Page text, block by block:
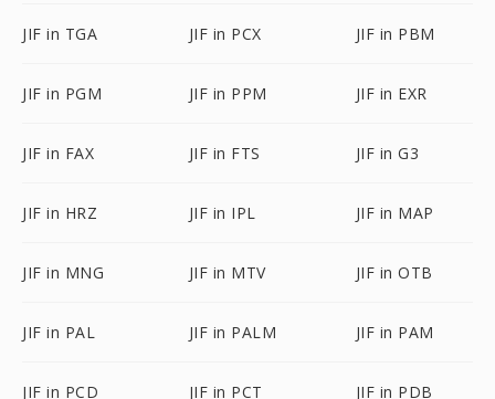
JIF in TGA JIF in PCX JIF in PBM
JIF in PGM JIF in PPM JIF in EXR
JIF in FAX JIF in FTS JIF in G3
JIF in HRZ JIF in IPL JIF in MAP
JIF in MNG JIF in MTV JIF in OTB
JIF in PAL JIF in PALM JIF in PAM
JIF in PCD JIF in PCT JIF in PDB